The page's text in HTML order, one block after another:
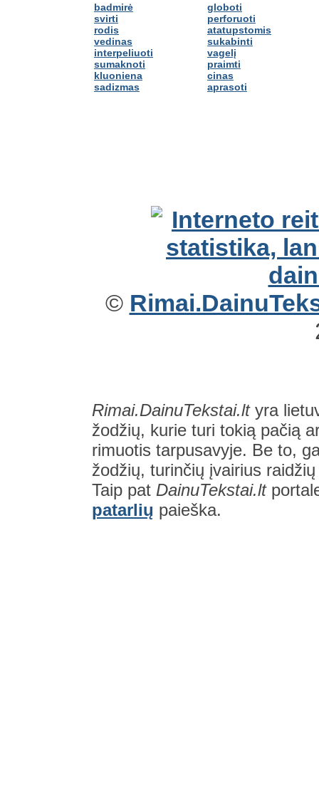
badmirė
svirti
rodis
vedinas
interpeliuoti
sumaknoti
kluoniena
sadizmas
globoti
perforuoti
atatupstomis
sukabinti
vagelį
praimti
cinas
aprasoti
©
Rimai.DainuTekstai.ltyra
žodžių, kurie turi tokią pačią
rimuotis tarpusavyje. Be to,
žodžių, turinčių įvairius
Taip pat DainuTekstai.lt
patarlių paieška.